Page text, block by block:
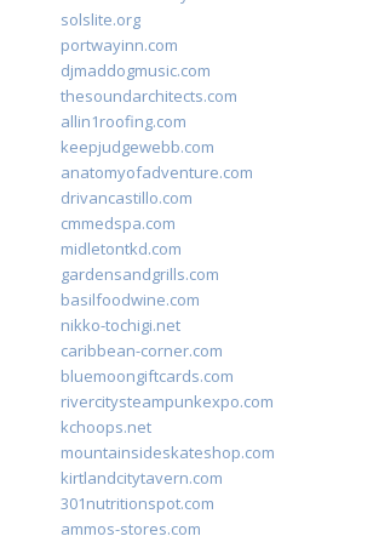
solslite.org
portwayinn.com
djmaddogmusic.com
thesoundarchitects.com
allin1roofing.com
keepjudgewebb.com
anatomyofadventure.com
drivancastillo.com
cmmedspa.com
midletontkd.com
gardensandgrills.com
basilfoodwine.com
nikko-tochigi.net
caribbean-corner.com
bluemoongiftcards.com
rivercitysteampunkexpo.com
kchoops.net
mountainsideskateshop.com
kirtlandcitytavern.com
301nutritionspot.com
ammos-stores.com